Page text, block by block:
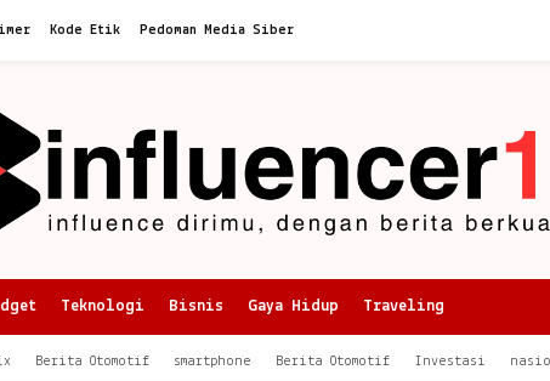
Kode Etik Pedoman Media Siber
Teknologi Bisnis Gaya Hidup Traveling
Berita Otomotif smartphone Berita Otomotif Investasi